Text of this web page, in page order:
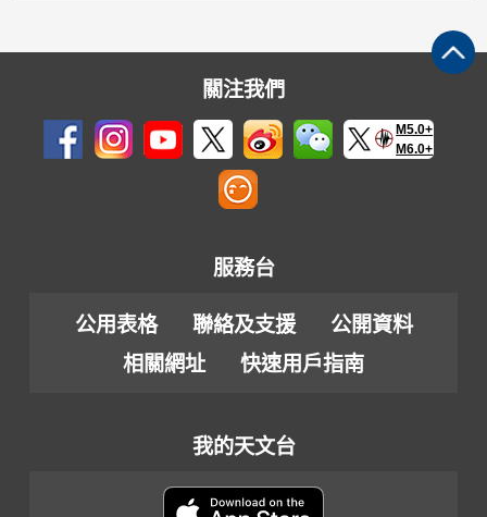
關注我們
M5.0+
M6.0+
服務台
公用表格 聯絡及支援
公開資料
相關網址
快速用戶指南
我的天文台